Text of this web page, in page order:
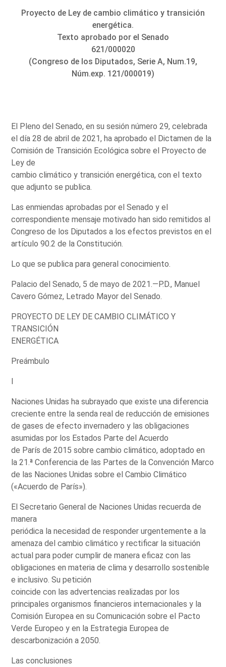
Proyecto de Ley de cambio climático y transición
energética.
Texto aprobado por el Senado
621/000020
(Congreso de los Diputados, Serie A, Num.19,
Núm.exp. 121/000019)
El Pleno del Senado, en su sesión número 29, celebrada
el día 28 de abril de 2021, ha aprobado el Dictamen de la
Comisión de Transición Ecológica sobre el Proyecto de
Ley de
cambio climático y transición energética, con el texto
que adjunto se publica.
Las enmiendas aprobadas por el Senado y el
correspondiente mensaje motivado han sido remitidos al
Congreso de los Diputados a los efectos previstos en el
artículo 90.2 de la Constitución.
Lo que se publica para general conocimiento.
Palacio del Senado, 5 de mayo de 2021.—P.D., Manuel
Cavero Gómez, Letrado Mayor del Senado.
PROYECTO DE LEY DE CAMBIO CLIMÁTICO Y
TRANSICIÓN
ENERGÉTICA
Preámbulo
I
Naciones Unidas ha subrayado que existe una diferencia
creciente entre la senda real de reducción de emisiones
de gases de efecto invernadero y las obligaciones
asumidas por los Estados Parte del Acuerdo
de París de 2015 sobre cambio climático, adoptado en
la 21.ª Conferencia de las Partes de la Convención Marco
de las Naciones Unidas sobre el Cambio Climático
(«Acuerdo de París»).
El Secretario General de Naciones Unidas recuerda de
manera
periódica la necesidad de responder urgentemente a la
amenaza del cambio climático y rectificar la situación
actual para poder cumplir de manera eficaz con las
obligaciones en materia de clima y desarrollo sostenible
e inclusivo. Su petición
coincide con las advertencias realizadas por los
principales organismos financieros internacionales y la
Comisión Europea en su Comunicación sobre el Pacto
Verde Europeo y en la Estrategia Europea de
descarbonización a 2050.
Las conclusiones